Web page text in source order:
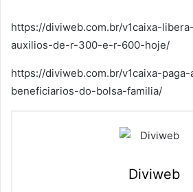
https://diviweb.com.br/v1caixa-
auxilios-de-r-300-e-r-600-hoje/
https://diviweb.com.br/v1caixa-
beneficiarios-do-bolsa-familia/
Diviweb